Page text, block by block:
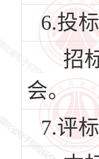
6.投
招标
会。
7.评